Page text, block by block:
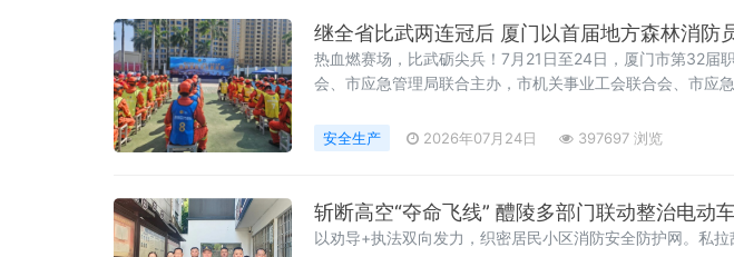
继全省比武两连冠后 厦门以首届地方森林消防
热血燃赛场，比武砺尖兵！7月21日至24日，厦门市第32届
会、市应急管理局联合主办，市机关事业工会联合会、市应
青山的“硬实力”，筑牢厦门森林生态安全“
安全生产 2026年07月24日 397697 浏览
斩断高空“夺命飞线” 醴陵多部门联动整治电动
以劝导+执法双向发力，织密居民小区消防安全防护网。私